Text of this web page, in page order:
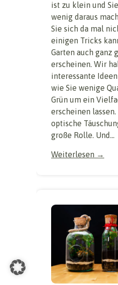
ist zu klein und
wenig daraus
Sie sich da mal
einigen Tricks
Garten auch ganz
erscheinen. Wir
interessante
wie Sie wenige
Grün um ein
erscheinen
optische
große Rolle. Und...
Weiterlesen →